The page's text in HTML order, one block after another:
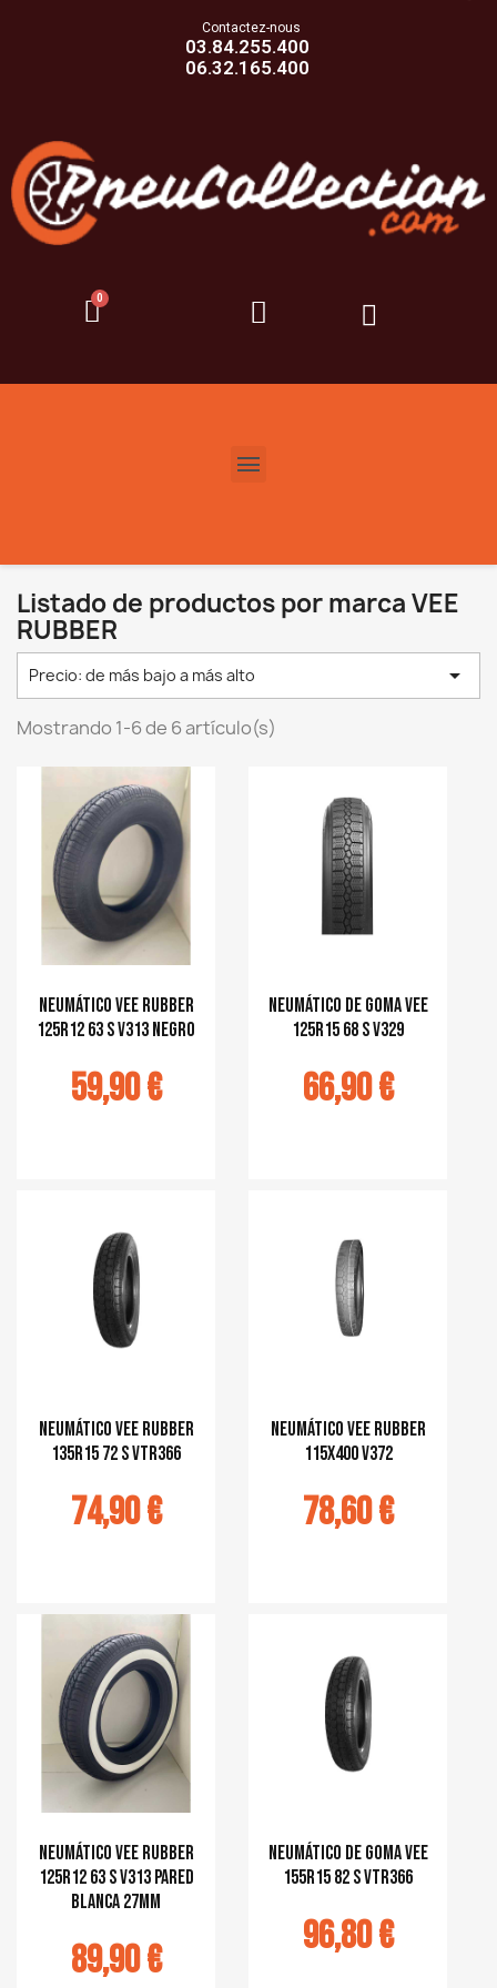
Contactez-nous
03.84.255.400
06.32.165.400
Listado de productos por marca VEE
RUBBER
Precio: de más bajo a más alto 
Mostrando 1-6 de 6 artículo(s)
Neumático Vee Rubber
125R12 63 S V313 negro
59,90 €
Neumático de goma Vee
125R15 68 S V329
66,90 €
Neumático Vee Rubber
135R15 72 S VTR366
74,90 €
Neumático Vee Rubber
115x400 V372
78,60 €
Neumático Vee Rubber
125R12 63 S V313 pared
blanca 27mm
89,90 €
Neumático de goma Vee
155R15 82 S VTR366
96,80 €